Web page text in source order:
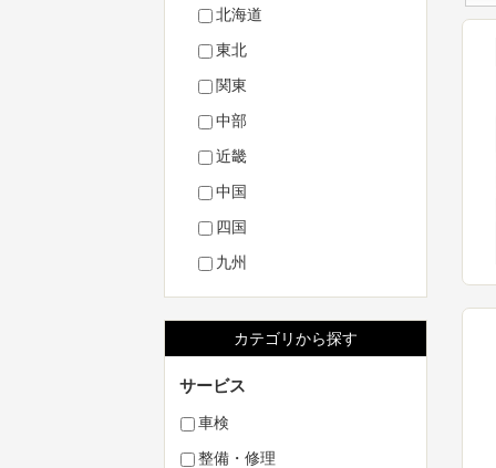
北海道
東北
関東
中部
近畿
中国
四国
九州
カテゴリから探す
サービス
車検
整備・修理